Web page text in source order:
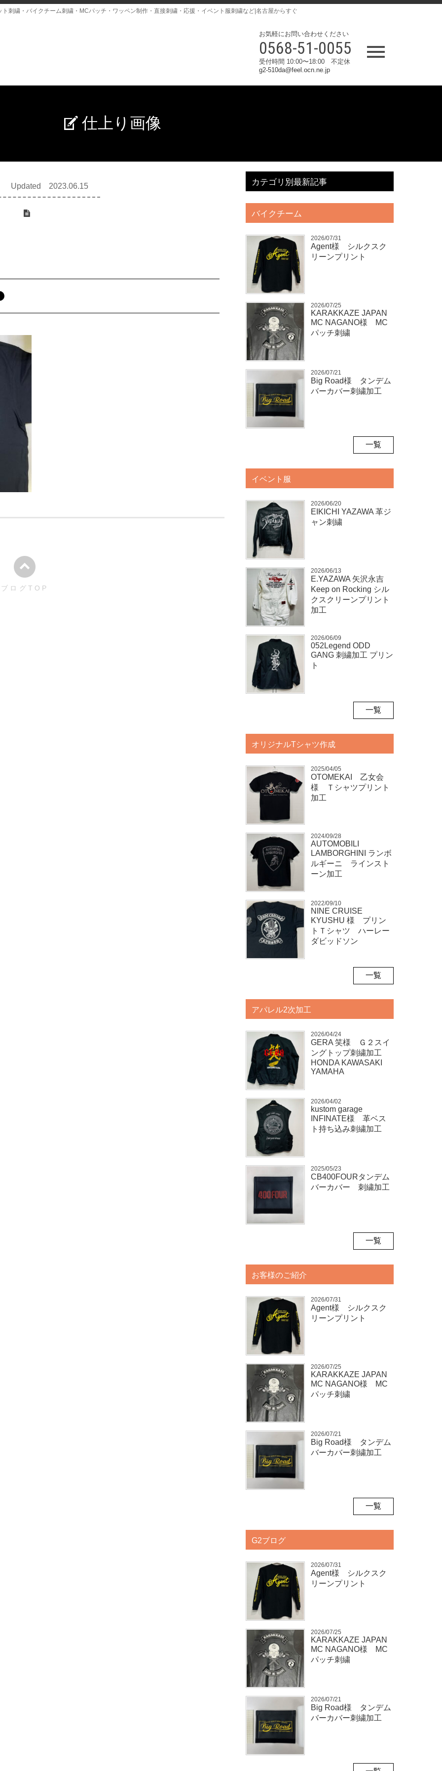
刺繍・バイクチーム刺繍・MCパッチ・ワッペン制作・直接刺繍・応援・イベント服刺繍など|名古屋からすぐ
お気軽にお問い合わせください
0568-51-0055
受付時間 10:00〜18:00 不定休
g2-510da@feel.ocn.ne.jp
仕上り画像
Updated 2023.06.15
ブログTOP
カテゴリ別最新記事
バイクチーム
2026/07/31
Agent様 シルクスク
リーンプリント
2026/07/25
KARAKKAZE JAPAN
MC NAGANO様 MC
パッチ刺繍
2026/07/21
Big Road様 タンデム
バーカバー刺繍加工
一覧
イベント服
2026/06/20
EIKICHI YAZAWA 革ジ
ャン刺繍
2026/06/13
E.YAZAWA 矢沢永吉
Keep on Rocking シル
クスクリーンプリント
加工
2026/06/09
052Legend ODD
GANG 刺繍加工 プリン
ト
一覧
オリジナルTシャツ作成
2025/04/05
OTOMEKAI 乙女会
様 Ｔシャツプリント
加工
2024/09/28
AUTOMOBILI
LAMBORGHINI ランボ
ルギーニ ラインスト
ーン加工
2022/09/10
NINE CRUISE
KYUSHU 様 プリン
トＴシャツ ハーレー
ダビッドソン
一覧
アパレル2次加工
2026/04/24
GERA 笑様 Ｇ２スイ
ングトップ刺繍加工
HONDA KAWASAKI
YAMAHA
2026/04/02
kustom garage
INFINATE様 革ベス
ト持ち込み刺繍加工
2025/05/23
CB400FOURタンデム
バーカバー 刺繍加工
一覧
お客様のご紹介
2026/07/31
Agent様 シルクスク
リーンプリント
2026/07/25
KARAKKAZE JAPAN
MC NAGANO様 MC
パッチ刺繍
2026/07/21
Big Road様 タンデム
バーカバー刺繍加工
一覧
G2ブログ
2026/07/31
Agent様 シルクスク
リーンプリント
2026/07/25
KARAKKAZE JAPAN
MC NAGANO様 MC
パッチ刺繍
2026/07/21
Big Road様 タンデム
バーカバー刺繍加工